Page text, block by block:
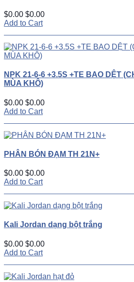
$0.00 $0.00
Add to Cart
NPK 21-6-6 +3.5S +TE BAO DỆT
MÙA KHÔ)
$0.00 $0.00
Add to Cart
PHÂN BÓN ĐẠM TH 21N+
$0.00 $0.00
Add to Cart
Kali Jordan dạng bột trắng
$0.00 $0.00
Add to Cart